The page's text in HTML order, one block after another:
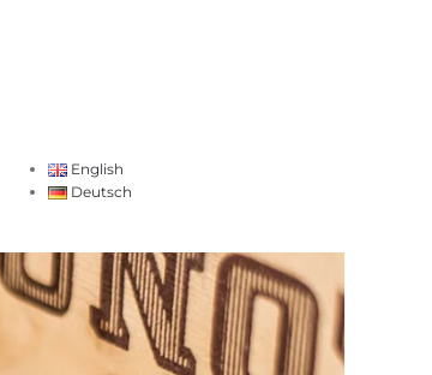
English
Deutsch